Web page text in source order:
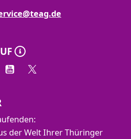
der Welt Ihrer Thüringer